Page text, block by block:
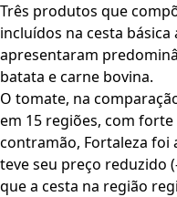
Três produtos que
incluídos na cesta básica
apresentaram
batata e carne bovina.
O tomate, na
em 15 regiões, com
contramão, Fortaleza foi
teve seu preço reduzido
que a cesta na região